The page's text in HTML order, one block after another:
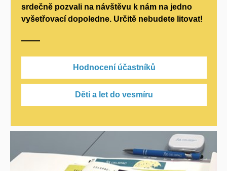
srdečně pozvali na návštěvu k nám na jedno
vyšetřovací dopoledne. Určitě nebudete litovat!
Hodnocení účastníků
Děti a let do vesmíru